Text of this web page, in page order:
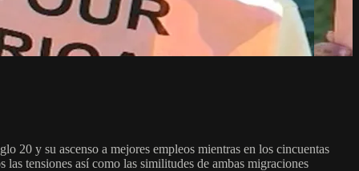
20 y su ascenso a mejores empleos mientras en los cincuentas
tensiones así como las similitudes de ambas migraciones